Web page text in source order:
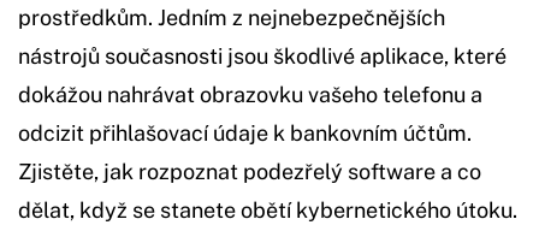
prostředkům. Jedním z nejnebezpečnějších
nástrojů současnosti jsou škodlivé aplikace, které
dokážou nahrávat obrazovku vašeho telefonu a
odcizit přihlašovací údaje k bankovním účtům.
Zjistěte, jak rozpoznat podezřelý software a co
dělat, když se stanete obětí kybernetického útoku.